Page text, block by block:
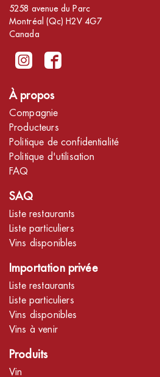
5258 avenue du Parc
Montréal (Qc) H2V 4G7
Canada
À propos
Compagnie
Producteurs
Politique de confidentialité
Politique d'utilisation
FAQ
SAQ
Liste restaurants
Liste particuliers
Vins disponibles
Importation privée
Liste restaurants
Liste particuliers
Vins disponibles
Vins à venir
Produits
Vin